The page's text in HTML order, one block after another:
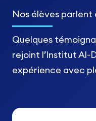
Nos élèves parlent
Quelques
rejoint l’Institut Al-
expérience avec